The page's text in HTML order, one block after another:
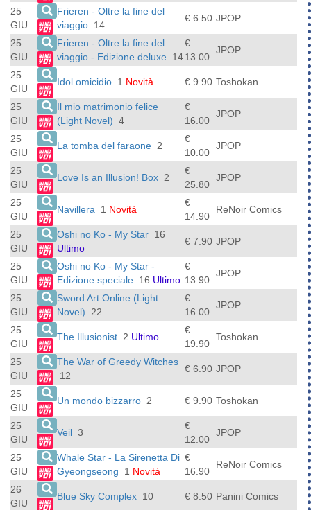
25
GIU
Frieren - Oltre la fine del
viaggio 14
€ 6.50 JPOP
25
GIU
Frieren - Oltre la fine del
viaggio - Edizione deluxe
14
€
13.00
JPOP
25
GIU
Idol omicidio 1 Novità € 9.90 Toshokan
25
GIU
Il mio matrimonio felice
(Light Novel) 4
€
16.00
JPOP
25
GIU
La tomba del faraone 2
€
10.00
JPOP
25
GIU
Love Is an Illusion! Box 2
€
25.80
JPOP
25
GIU
Navillera 1 Novità
€
14.90
ReNoir Comics
25
GIU
Oshi no Ko - My Star 16
Ultimo
€ 7.90 JPOP
25
GIU
Oshi no Ko - My Star -
Edizione speciale 16 Ultimo
€
13.90
JPOP
25
GIU
Sword Art Online (Light
Novel) 22
€
16.00
JPOP
25
GIU
The Illusionist 2 Ultimo
€
19.90
Toshokan
25
GIU
The War of Greedy Witches
12
€ 6.90 JPOP
25
GIU
Un mondo bizzarro 2 € 9.90 Toshokan
25
GIU
Veil 3
€
12.00
JPOP
25
GIU
Whale Star - La Sirenetta Di
Gyeongseong
1 Novità
€
16.90
ReNoir Comics
26
GIU
Blue Sky Complex 10 € 8.50 Panini Comics